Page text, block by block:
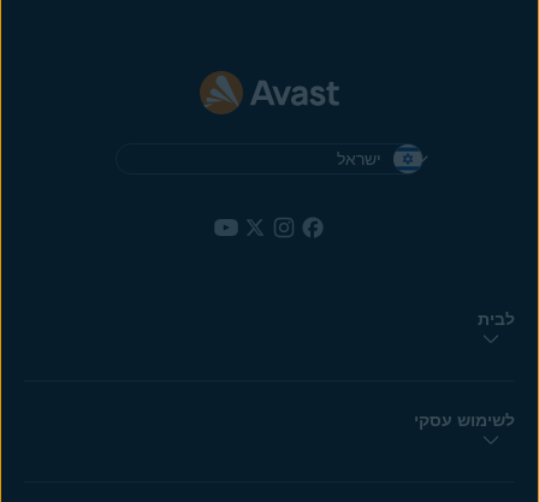
ישראל
לבית
לשימוש עסקי